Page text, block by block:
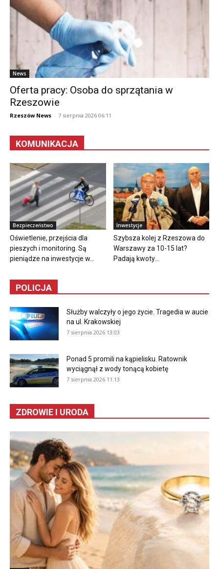
News
Oferta pracy: Osoba do sprzątania w
Rzeszowie
Rzeszów News - 7 sierpnia 2026 06:11
KOMUNIKACJA
Bezpieczeństwo
Oświetlenie, przejścia dla
pieszych i monitoring. Są
pieniądze na inwestycje w...
Inwestycje
Szybsza kolej z Rzeszowa do
Warszawy za 10-15 lat?
Padają kwoty...
POLICJA
Służby walczyły o jego życie. Tragedia w aucie
na ul. Krakowskiej
7 sierpnia 2026 13:03
Ponad 5 promili na kąpielisku. Ratownik
wyciągnął z wody tonącą kobietę
7 sierpnia 2026 11:13
ZDROWIE I URODA